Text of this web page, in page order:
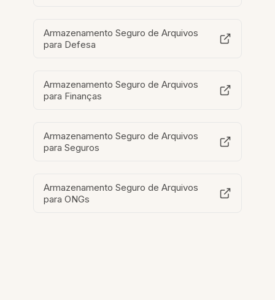
Armazenamento Seguro de Arquivos
para Defesa
Armazenamento Seguro de Arquivos
para Finanças
Armazenamento Seguro de Arquivos
para Seguros
Armazenamento Seguro de Arquivos
para ONGs